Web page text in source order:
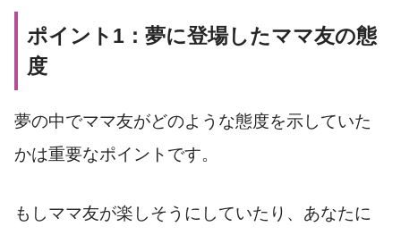
ポイント1：夢に登場したママ友の態
度
夢の中でママ友がどのような態度を示していた
かは重要なポイントです。
もしママ友が楽しそうにしていたり、あなたに